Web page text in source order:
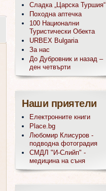
Сладка „Царска Туршия“
Походна аптечка
100 Национални
Туристически Обекта
URBEX Bulgaria
За нас
До Дубровник и назад –
ден четвърти
Наши приятели
Електронните книги
Place.bg
Любомир Клисуров -
подводна фотоградия
СМДЛ "И-Слийп" -
медицина на съня